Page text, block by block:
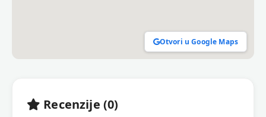
Otvori u Google Maps
Recenzije (0)